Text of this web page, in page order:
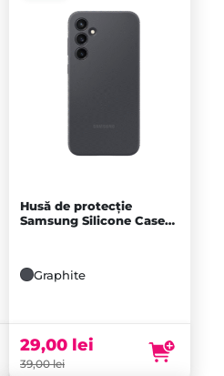
Husă de protecție
Samsung Silicone Case
Graphite
39,00lei
29,00 lei